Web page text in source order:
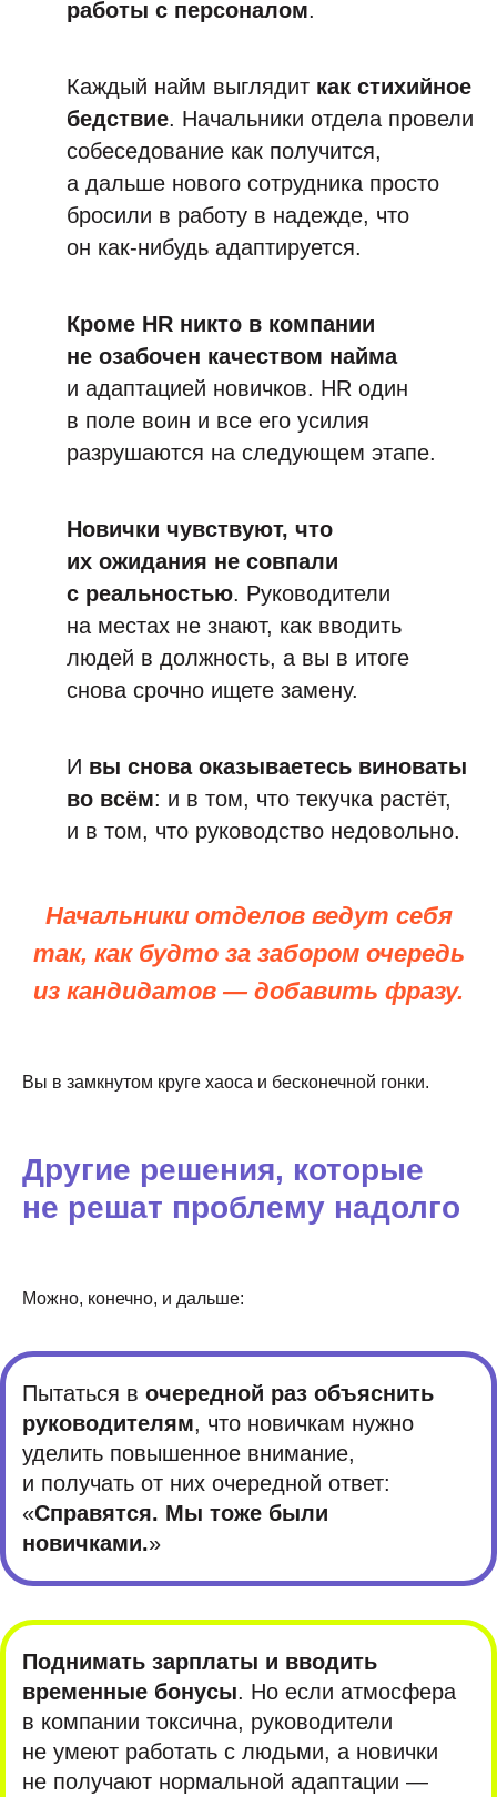
работы с персоналом.
Каждый найм выглядит как стихийное
бедствие. Начальники отдела провели
собеседование как получится,
а дальше нового сотрудника просто
бросили в работу в надежде, что
он как-нибудь адаптируется.
Кроме HR никто в компании
не озабочен качеством найма
и адаптацией новичков. HR один
в поле воин и все его усилия
разрушаются на следующем этапе.
Новички чувствуют, что
их ожидания не совпали
с реальностью. Руководители
на местах не знают, как вводить
людей в должность, а вы в итоге
снова срочно ищете замену.
И вы снова оказываетесь виноваты
во всём: и в том, что текучка растёт,
и в том, что руководство недовольно.
Начальники отделов ведут себя
так, как будто за забором очередь
из кандидатов — добавить фразу.
Вы в замкнутом круге хаоса и бесконечной гонки.
Другие решения, которые
не решат проблему надолго
Можно, конечно, и дальше:
Пытаться в очередной раз объяснить
руководителям, что новичкам нужно
уделить повышенное внимание,
и получать от них очередной ответ:
«Справятся. Мы тоже были
новичками.»
Поднимать зарплаты и вводить
временные бонусы. Но если атмосфера
в компании токсична, руководители
не умеют работать с людьми, а новички
не получают нормальной адаптации —